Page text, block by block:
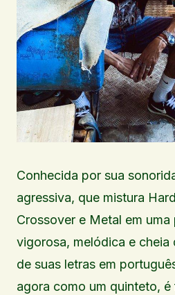
Conhecida por sua
agressiva, que mistura
Crossover e Metal em
vigorosa, melódica e cheia
de suas letras em
agora como um quinteto,